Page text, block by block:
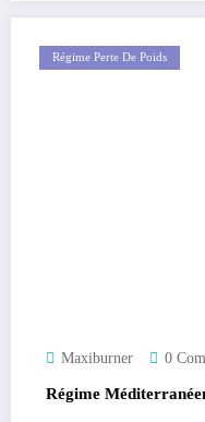
Régime Perte De Poids
Maxiburner 0
Régime